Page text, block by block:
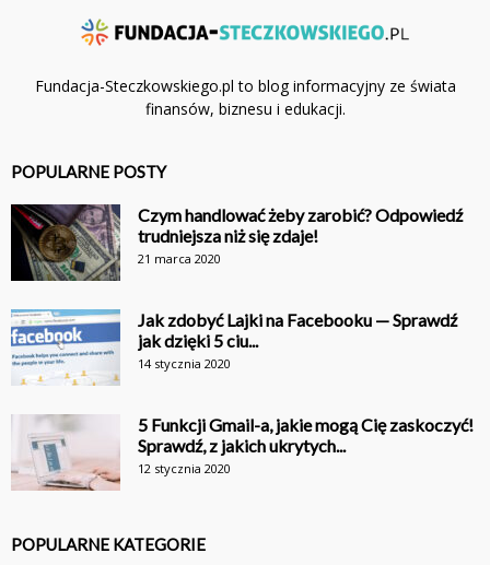
Fundacja-Steczkowskiego.pl to blog informacyjny ze świata
finansów, biznesu i edukacji.
POPULARNE POSTY
Czym handlować żeby zarobić? Odpowiedź
trudniejsza niż się zdaje!
21 marca 2020
Jak zdobyć Lajki na Facebooku — Sprawdź
jak dzięki 5 ciu...
14 stycznia 2020
5 Funkcji Gmail-a, jakie mogą Cię zaskoczyć!
Sprawdź, z jakich ukrytych...
12 stycznia 2020
POPULARNE KATEGORIE